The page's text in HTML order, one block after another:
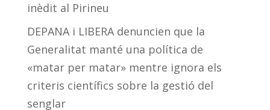
inèdit al Pirineu
DEPANA i LIBERA denuncien que la
Generalitat manté una política de
«matar per matar» mentre ignora els
criteris científics sobre la gestió del
senglar